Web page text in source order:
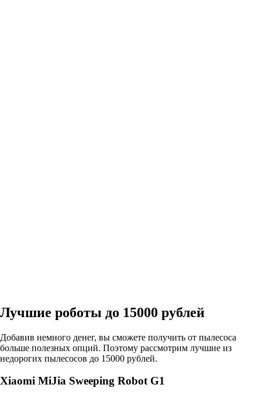
Лучшие роботы до 15000 рублей
Добавив немного денег, вы сможете получить от пылесоса
больше полезных опций. Поэтому рассмотрим лучшие из
недорогих пылесосов до 15000 рублей.
Xiaomi MiJia Sweeping Robot G1